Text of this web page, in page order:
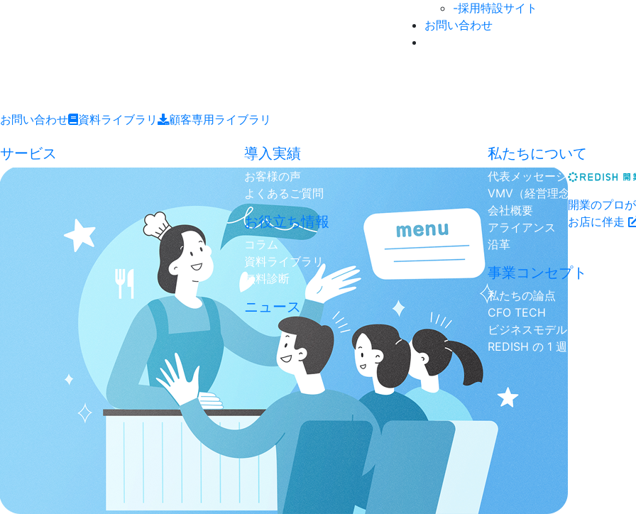
-採用特設サイト
お問い合わせ
お問い合わせ 資料ライブラリ 顧客専用ライブラリ
サービス
開業のプロが
お店に伴走
導入実績
お客様の声
よくあるご質問
お役立ち情報
コラム
資料ライブラリ
無料診断
ニュース
私たちについて
代表メッセージ
VMV（経営理念）
会社概要
アライアンス
沿革
事業コンセプト
私たちの論点
CFO TECH
ビジネスモデル
REDISH の 1 週間